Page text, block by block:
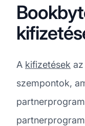
A kifizetések
szempontok,